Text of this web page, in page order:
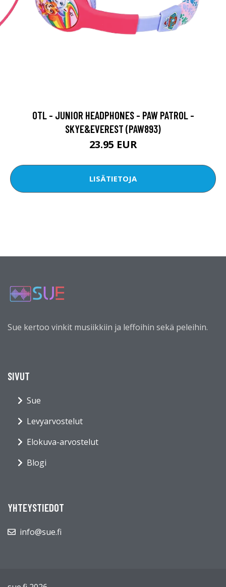
OTL - JUNIOR HEADPHONES - PAW PATROL -
SKYE&EVEREST (PAW893)
23.95 EUR
LISÄTIETOJA
Sue kertoo vinkit musiikkiin ja leffoihin sekä peleihin.
SIVUT
Sue
Levyarvostelut
Elokuva-arvostelut
Blogi
YHTEYSTIEDOT
info@sue.fi